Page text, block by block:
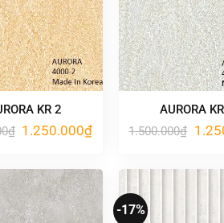
KR 2
₫ Giá
1.250.000₫Giá
1.250.000₫.
AURORA
1.500.000₫ Giá
-17%